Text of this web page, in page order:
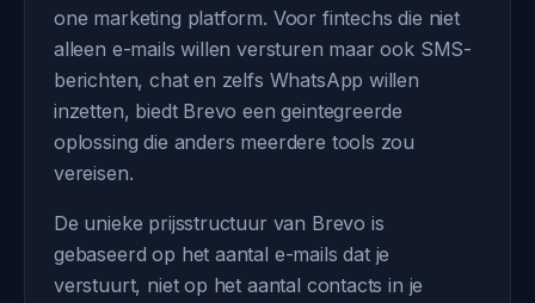
one marketing platform. Voor fintechs die niet
alleen e-mails willen versturen maar ook SMS-
berichten, chat en zelfs WhatsApp willen
inzetten, biedt Brevo een geintegreerde
oplossing die anders meerdere tools zou
vereisen.
De unieke prijsstructuur van Brevo is
gebaseerd op het aantal e-mails dat je
verstuurt, niet op het aantal contacts in je